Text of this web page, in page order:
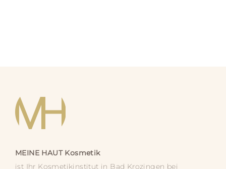
MEINE HAUTKosmetik
ist Ihr Kosmetik­­institut in Bad Krozingen bei